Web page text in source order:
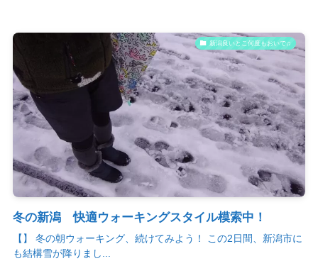
新潟良いとこ何度もおいで♫
冬の新潟 快適ウォーキングスタイル模索中！
【】 冬の朝ウォーキング、続けてみよう！ この2日間、新潟市に
も結構雪が降りまし...